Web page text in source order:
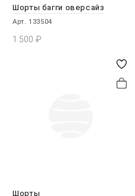
Шорты багги оверсайз
Арт. 133504
1 500 ₽
Шорты